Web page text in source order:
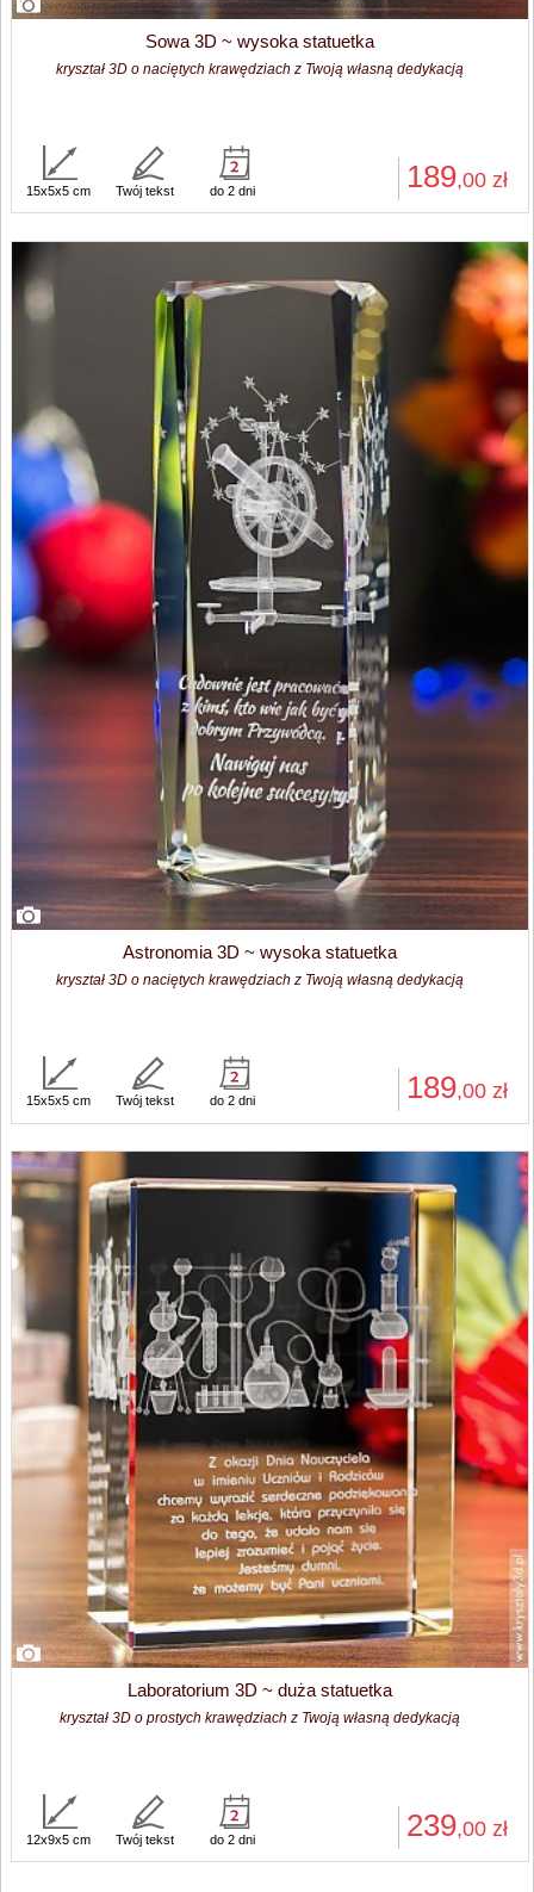
Sowa 3D ~ wysoka statuetka
kryształ 3D o naciętych krawędziach z Twoją własną dedykacją
189,00 zł
15x5x5 cm Twój tekst do 2 dni
Astronomia 3D ~ wysoka statuetka
kryształ 3D o naciętych krawędziach z Twoją własną dedykacją
189,00 zł
15x5x5 cm Twój tekst do 2 dni
Laboratorium 3D ~ duża statuetka
kryształ 3D o prostych krawędziach z Twoją własną dedykacją
239,00 zł
12x9x5 cm Twój tekst do 2 dni